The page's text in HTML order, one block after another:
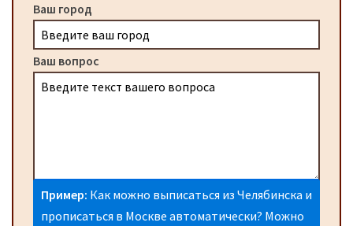
Ваш город
Ваш вопрос
Пример: Как можно выписаться из Челябинска и
прописаться в Москве автоматически? Можно